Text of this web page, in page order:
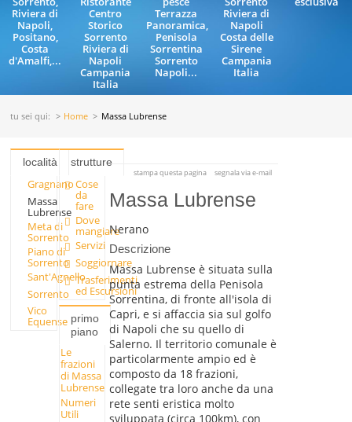
Riviera di
Napoli,
Positano,
Costa
d'Amalfi,...
Centro
Storico
Sorrento
Riviera di
Napoli
Campania
Italia
Terrazza
Panoramica,
Penisola
Sorrentina
Sorrento
Napoli...
Riviera di
Napoli
Costa delle
Sirene
Campania
Italia
tu sei qui: Home Massa Lubrense
località
Gragnano
Massa
Lubrense
Meta di
Sorrento
Piano di
Sorrento
Sant'Agnello
Sorrento
Vico
Equense
strutture
Cose
da
fare
Dove
mangiare
Servizi
Soggiornare
Trasferimenti
ed Escursioni
primo
piano
Le
frazioni
di Massa
Lubrense
Numeri
Utili
stampa questa pagina segnala via e-mail
Massa Lubrense
Nerano
Descrizione
Massa Lubrense è situata sulla
punta estrema della Penisola
Sorrentina, di fronte all'isola di
Capri, e si affaccia sia sul golfo
di Napoli che su quello di
Salerno. Il territorio comunale è
particolarmente ampio ed è
composto da 18 frazioni,
collegate tra loro anche da una
rete senti eristica molto
sviluppata (circa 100km), con